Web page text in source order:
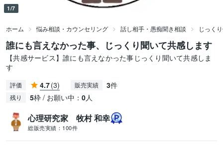
1/7
ホーム 悩み相談・カウンセリング 話し相手・愚痴聞き相談 じっく
誰にも言えなかった事、じっくり聞いて共感します
【共感サービス】誰にも言えなかった事じっくり聞いて共感しま
す
評価 4.7(3) 販売実績 3件
残り 5枠 / お願い中： 0人
心理研究家 牧村 和幸
総販売実績： 100件